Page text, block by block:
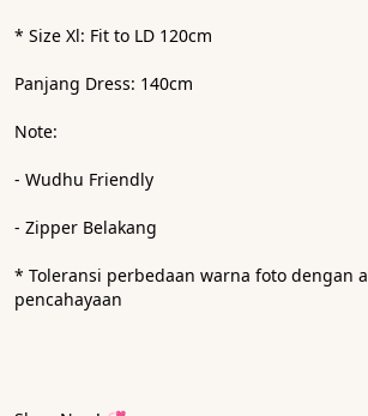
* Size Xl: Fit to LD 120cm
Panjang Dress: 140cm
Note:
- Wudhu Friendly
- Zipper Belakang
* ⁠Toleransi perbedaan warna foto dengan
pencahayaan